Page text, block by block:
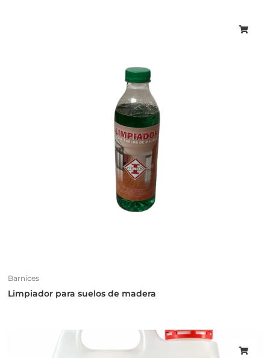
Barnices
Limpiador para suelos de madera